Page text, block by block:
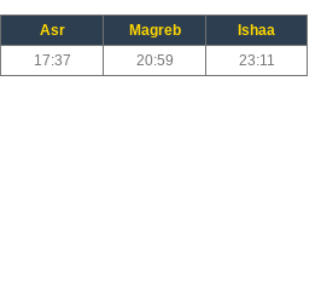
Asr Magreb
Ishaa
17:37 20:59 23:11